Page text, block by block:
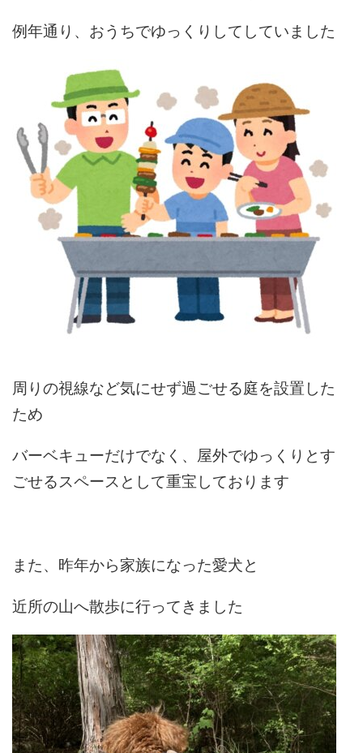
例年通り、おうちでゆっくりしてしていました
周りの視線など気にせず過ごせる庭を設置した
ため
バーベキューだけでなく、屋外でゆっくりとす
ごせるスペースとして重宝しております
また、昨年から家族になった愛犬と
近所の山へ散歩に行ってきました